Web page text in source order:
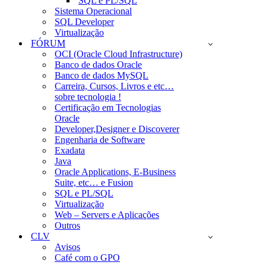
Sistema Operacional
SQL Developer
Virtualização
FÓRUM
OCI (Oracle Cloud Infrastructure)
Banco de dados Oracle
Banco de dados MySQL
Carreira, Cursos, Livros e etc…
sobre tecnologia !
Certificação em Tecnologias
Oracle
Developer,Designer e Discoverer
Engenharia de Software
Exadata
Java
Oracle Applications, E-Business
Suite, etc… e Fusion
SQL e PL/SQL
Virtualização
Web – Servers e Aplicações
Outros
CLV
Avisos
Café com o GPO